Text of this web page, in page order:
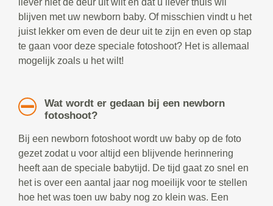
liever niet de deur uit wilt en dat u liever thuis wil
blijven met uw newborn baby. Of misschien vindt u het
juist lekker om even de deur uit te zijn en even op stap
te gaan voor deze speciale fotoshoot? Het is allemaal
mogelijk zoals u het wilt!
Wat wordt er gedaan bij een newborn
fotoshoot?
Bij een newborn fotoshoot wordt uw baby op de foto
gezet zodat u voor altijd een blijvende herinnering
heeft aan de speciale babytijd. De tijd gaat zo snel en
het is over een aantal jaar nog moeilijk voor te stellen
hoe het was toen uw baby nog zo klein was. Een